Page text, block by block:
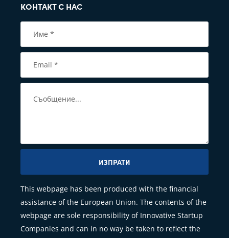
КОНТАКТ С НАС
ИЗПРАТИ
This webpage has been produced with the financial
assistance of the European Union. The contents of the
webpage are sole responsibility of Innovative Startup
Companies and can in no way be taken to reflect the